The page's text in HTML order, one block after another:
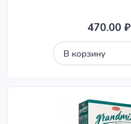
470.00 ₽
В корзину